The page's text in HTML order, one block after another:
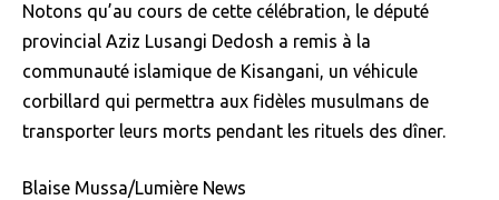
Notons qu’au cours de cette célébration, le député
provincial Aziz Lusangi Dedosh a remis à la
communauté islamique de Kisangani, un véhicule
corbillard qui permettra aux fidèles musulmans de
transporter leurs morts pendant les rituels des dîner.
Blaise Mussa/Lumière News